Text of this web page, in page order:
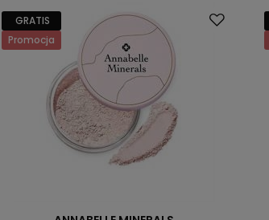
GRATIS
Promocja